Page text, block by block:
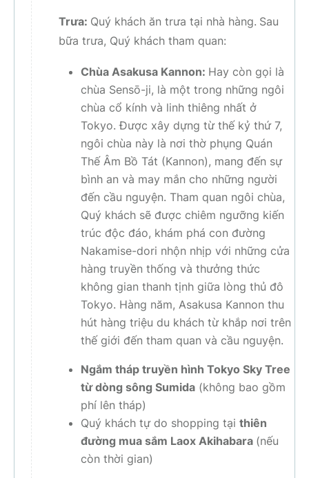
Trưa: Quý khách ăn trưa tại nhà hàng. Sau
bữa trưa, Quý khách tham quan:
Chùa Asakusa Kannon: Hay còn gọi là
chùa Sensō-ji, là một trong những ngôi
chùa cổ kính và linh thiêng nhất ở
Tokyo. Được xây dựng từ thế kỷ thứ 7,
ngôi chùa này là nơi thờ phụng Quán
Thế Âm Bồ Tát (Kannon), mang đến sự
bình an và may mắn cho những người
đến cầu nguyện. Tham quan ngôi chùa,
Quý khách sẽ được chiêm ngưỡng kiến
trúc độc đáo, khám phá con đường
Nakamise-dori nhộn nhịp với những cửa
hàng truyền thống và thưởng thức
không gian thanh tịnh giữa lòng thủ đô
Tokyo. Hàng năm, Asakusa Kannon thu
hút hàng triệu du khách từ khắp nơi trên
thế giới đến tham quan và cầu nguyện.
Ngắm tháp truyền hình Tokyo Sky Tree
từ dòng sông Sumida (không bao gồm
phí lên tháp)
Quý khách tự do shopping tại thiên
đường mua sắm Laox Akihabara (nếu
còn thời gian)